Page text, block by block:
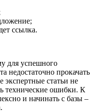
ссылка.
для успешного
недостаточно прокачать
статьи не
технические ошибки. К
и начинать с базы –